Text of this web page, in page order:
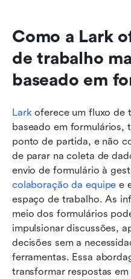
Como a Lark
de trabalho
baseado em
Lark oferece um fluxo de
baseado em formulários,
ponto de partida, e não
de parar na coleta de
colaboração da equipe e
espaço de trabalho. As
meio dos formulários
impulsionar discussões,
decisões sem a
ferramentas. Essa
transformar respostas